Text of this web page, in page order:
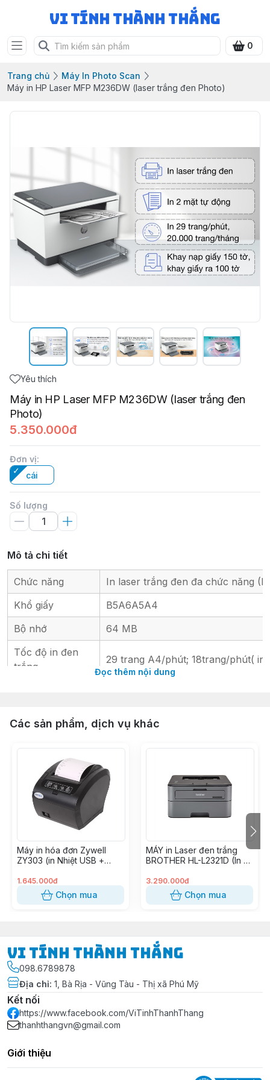
Vi Tính Thành Thắng
0
Trang chủ
Máy In Photo Scan
Máy in HP Laser MFP M236DW (laser trắng đen Photo)
Yêu thích
Máy in HP Laser MFP M236DW (laser trắng đen
Photo)
5.350.000đ
Đơn vị:
cái
Số lượng
Mô tả chi tiết
Chức năng
In laser trắng đen đa chức năng
Khổ giấy
B5A6A5A4
Bộ nhớ
64 MB
Tốc độ in đen
trắng
29 trang A4/phút; 18trang/phút( in
Cổng giao tiếp
(2.4/5.0GHz) Wireless 802.11b/g/
Mực in
HP 136A Black Original LaserJet
136X High Yield Black Original
Khay giấy
Khay chứa giấy đã in: 100 tờ
Khay nạp giấy: 150 tờ
Ngôn ngữ print
PCLm; URF; PWG
Tốc độ scan
Flatbed mup to 19 ppm (B&W) &
Tốc độ copy
iOS
Đọc thêm nội dung
Các sản phẩm, dịch vụ khác
Máy in hóa đơn Zywell
ZY303 (in Nhiệt USB +
1.645.000đ
Chọn mua
MÁY in Laser đen trắng
BROTHER HL-L2321D (In 2
3.290.000đ
Chọn mua
Vi Tính Thành Thắng
098.6789878
Địa chỉ: 1, Bà Rịa - Vũng Tàu - Thị xã Phú Mỹ
Kết nối
https://www.facebook.com/ViTinhThanhThang
thanhthangvn@gmail.com
Giới thiệu